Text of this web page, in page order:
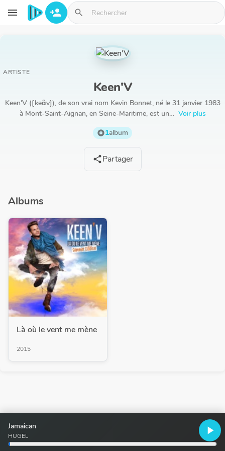
Aller au contenu principal
menu person_add search
Jamaican
HUGEL play_arrow
ARTISTE
Keen'V
Keen'V ([kəɑ̃v]), de son vrai nom Kevin Bonnet, né le 31 janvier 1983
à Mont-Saint-Aignan, en Seine-Maritime, est un… Voir plus
album1album
sharePartager
Albums
Là où le vent me mène
2015